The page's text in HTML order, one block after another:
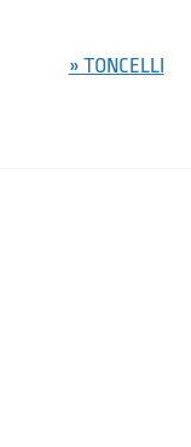
» TONCELLI